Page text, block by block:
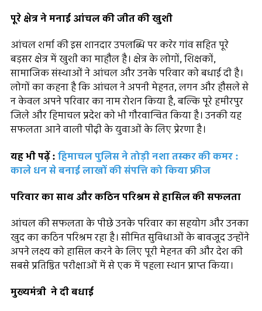
पूरे क्षेत्र ने मनाई आंचल की जीत की खुशी
आंचल शर्मा की इस शानदार उपलब्धि पर करेर गांव सहित पूरे
बड़सर क्षेत्र में खुशी का माहौल है। क्षेत्र के लोगों, शिक्षकों,
सामाजिक संस्थाओं ने आंचल और उनके परिवार को बधाई दी है।
लोगों का कहना है कि आंचल ने अपनी मेहनत, लगन और हौसले से
न केवल अपने परिवार का नाम रोशन किया है, बल्कि पूरे हमीरपुर
जिले और हिमाचल प्रदेश को भी गौरवान्वित किया है। उनकी यह
सफलता आने वाली पीढ़ी के युवाओं के लिए प्रेरणा है।
यह भी पढ़ें : हिमाचल पुलिस ने तोड़ी नशा तस्कर की कमर :
काले धन से बनाई लाखों की संपत्ति को किया फ्रीज
परिवार का साथ और कठिन परिश्रम से हासिल की सफलता
आंचल की सफलता के पीछे उनके परिवार का सहयोग और उनका
खुद का कठिन परिश्रम रहा है। सीमित सुविधाओं के बावजूद उन्होंने
अपने लक्ष्य को हासिल करने के लिए पूरी मेहनत की और देश की
सबसे प्रतिष्ठित परीक्षाओं में से एक में पहला स्थान प्राप्त किया।
मुख्यमंत्री ने दी बधाई